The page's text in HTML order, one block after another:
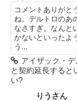
コメントありがと
ね。デルトロのあ
なさすぎ。なんと
かないといったよ
う...
アイザック・
と契約延長すると
い?
りうさん